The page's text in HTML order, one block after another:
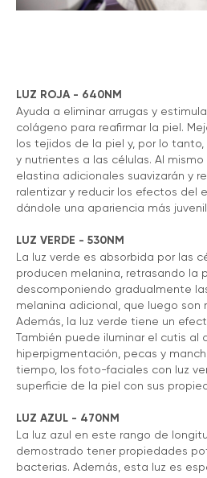
LUZ ROJA - 640NM
Ayuda a eliminar arrugas y
colágeno para reafirmar la piel.
los tejidos de la piel y, por lo
y nutrientes a las células. Al
elastina adicionales suavizarán y
ralentizar y reducir los efectos del
dándole una apariencia más
LUZ VERDE - 530NM
La luz verde es absorbida por las
producen melanina, retrasando la
descomponiendo gradualmente
melanina adicional, que luego son
Además, la luz verde tiene un
También puede iluminar el cutis al
hiperpigmentación, pecas y
tiempo, los foto-faciales con luz
superficie de la piel con sus
LUZ AZUL - 470NM
La luz azul en este rango de
demostrado tener propiedades
bacterias. Además, esta luz es